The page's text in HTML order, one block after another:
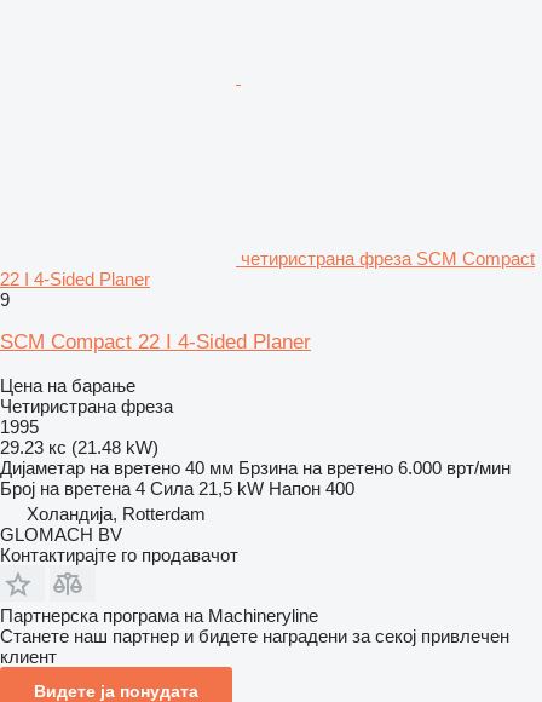
четиристрана фреза SCM Compact
22 I 4-Sided Planer
9
SCM Compact 22 I 4-Sided Planer
Цена на барање
Четиристрана фреза
1995
29.23 кс (21.48 kW)
Дијаметар на вретено 40 мм Брзина на вретено 6.000 врт/мин
Број на вретена 4 Сила 21,5 kW Напон 400
Холандија, Rotterdam
GLOMACH BV
Контактирајте го продавачот
Партнерска програма на Machineryline
Станете наш партнер и бидете наградени за секој привлечен
клиент
Видете ја понудата